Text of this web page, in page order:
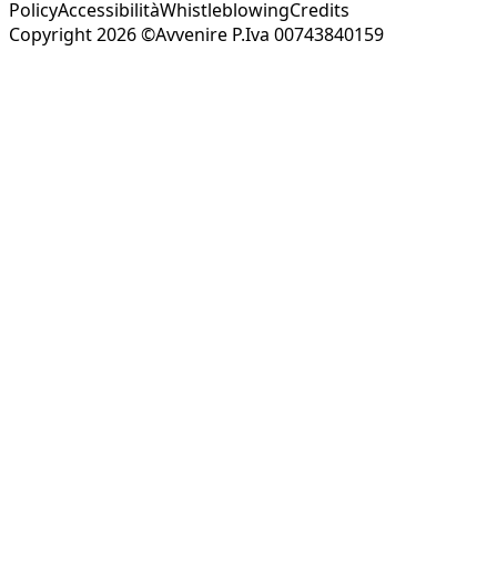
PolicyAccessibilitàWhistleblowingCredits
Copyright 2026 ©Avvenire P.Iva 00743840159